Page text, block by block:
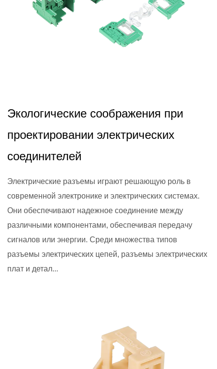
Экологические соображения при
проектировании электрических
соединителей
Электрические разъемы играют решающую роль в
современной электронике и электрических системах.
Они обеспечивают надежное соединение между
различными компонентами, обеспечивая передачу
сигналов или энергии. Среди множества типов
разъемы электрических цепей, разъемы электрических
плат и детал...